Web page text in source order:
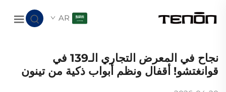
AR
نجاح في المعرض التجاري الـ139 في
قوانغتشو! أقفال ونظم أبواب ذكية من تينون